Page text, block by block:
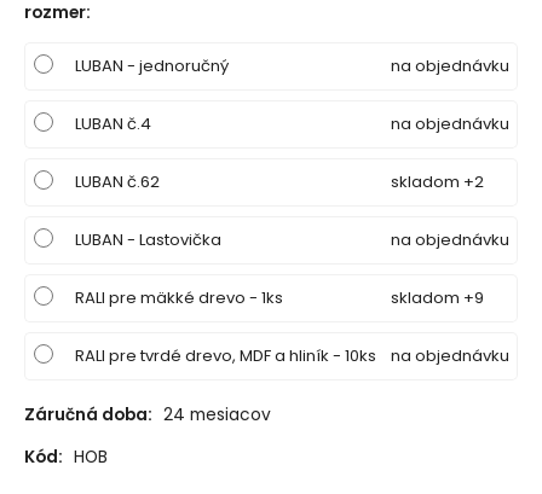
rozmer:
LUBAN - jednoručný na objednávku
LUBAN č.4 na objednávku
LUBAN č.62 skladom +2
LUBAN - Lastovička na objednávku
RALI pre mäkké drevo - 1ks skladom +9
RALI pre tvrdé drevo, MDF a hliník - 10ks na objednávku
Záručná doba: 24 mesiacov
Kód: HOB